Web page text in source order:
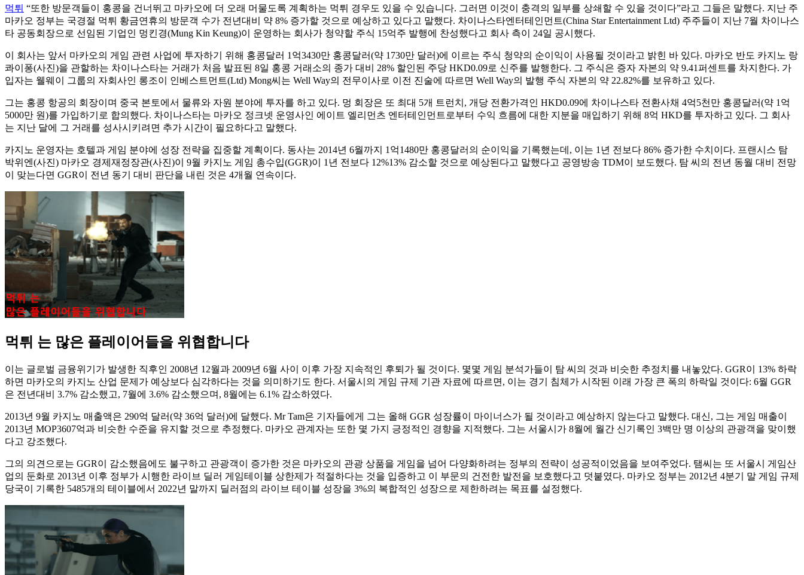
먹튀 “또한 방문객들이 홍콩을 건너뛰고 마카오에 더 오래 머물도록 계획하는 먹튀 경우도 있을 수 있습니다. 그러면 이것이 충격의 일부를 상쇄할 수 있을 것이다”라고 그들은 말했다. 지난 주
마카오 정부는 국경절 먹튀 황금연휴의 방문객 수가 전년대비 약 8% 증가할 것으로 예상하고 있다고 말했다. 차이나스타엔터테인먼트(China Star Entertainment Ltd) 주주들이 지난 7월 차이나스
타 공동회장으로 선임된 기업인 멍킨경(Mung Kin Keung)이 운영하는 회사가 청약할 주식 15억주 발행에 찬성했다고 회사 측이 24일 공시했다.
이 회사는 앞서 마카오의 게임 관련 사업에 투자하기 위해 홍콩달러 1억3430만 홍콩달러(약 1730만 달러)에 이르는 주식 청약의 순이익이 사용될 것이라고 밝힌 바 있다. 마카오 반도 카지노 랑
콰이퐁(사진)을 관할하는 차이나스타는 거래가 처음 발표된 8일 홍콩 거래소의 종가 대비 28% 할인된 주당 HKD0.09로 신주를 발행한다. 그 주식은 증자 자본의 약 9.41퍼센트를 차지한다. 가
입자는 웰웨이 그룹의 자회사인 롱조이 인베스트먼트(Ltd) Mong씨는 Well Way의 전무이사로 이전 진술에 따르면 Well Way의 발행 주식 자본의 약 22.82%를 보유하고 있다.
그는 홍콩 항공의 회장이며 중국 본토에서 물류와 자원 분야에 투자를 하고 있다. 멍 회장은 또 최대 5개 트런치, 개당 전환가격인 HKD0.09에 차이나스타 전환사채 4억5천만 홍콩달러(약 1억
5000만 원)를 가입하기로 합의했다. 차이나스타는 마카오 정크넷 운영사인 에이트 엘리먼츠 엔터테인먼트로부터 수익 흐름에 대한 지분을 매입하기 위해 8억 HKD를 투자하고 있다. 그 회사
는 지난 달에 그 거래를 성사시키려면 추가 시간이 필요하다고 말했다.
카지노 운영자는 호텔과 게임 분야에 성장 전략을 집중할 계획이다. 동사는 2014년 6월까지 1억1480만 홍콩달러의 순이익을 기록했는데, 이는 1년 전보다 86% 증가한 수치이다. 프랜시스 탐
박위엔(사진) 마카오 경제재정장관(사진)이 9월 카지노 게임 총수입(GGR)이 1년 전보다 12%13% 감소할 것으로 예상된다고 말했다고 공영방송 TDM이 보도했다. 탐 씨의 전년 동월 대비 전망
이 맞는다면 GGR이 전년 동기 대비 판단을 내린 것은 4개월 연속이다.
먹튀 는 많은 플레이어들을 위협합니다
이는 글로벌 금융위기가 발생한 직후인 2008년 12월과 2009년 6월 사이 이후 가장 지속적인 후퇴가 될 것이다. 몇몇 게임 분석가들이 탐 씨의 것과 비슷한 추정치를 내놓았다. GGR이 13% 하락
하면 마카오의 카지노 산업 문제가 예상보다 심각하다는 것을 의미하기도 한다. 서울시의 게임 규제 기관 자료에 따르면, 이는 경기 침체가 시작된 이래 가장 큰 폭의 하락일 것이다: 6월 GGR
은 전년대비 3.7% 감소했고, 7월에 3.6% 감소했으며, 8월에는 6.1% 감소하였다.
2013년 9월 카지노 매출액은 290억 달러(약 36억 달러)에 달했다. Mr Tam은 기자들에게 그는 올해 GGR 성장률이 마이너스가 될 것이라고 예상하지 않는다고 말했다. 대신, 그는 게임 매출이
2013년 MOP3607억과 비슷한 수준을 유지할 것으로 추정했다. 마카오 관계자는 또한 몇 가지 긍정적인 경향을 지적했다. 그는 서울시가 8월에 월간 신기록인 3백만 명 이상의 관광객을 맞이했
다고 강조했다.
그의 의견으로는 GGR이 감소했음에도 불구하고 관광객이 증가한 것은 마카오의 관광 상품을 게임을 넘어 다양화하려는 정부의 전략이 성공적이었음을 보여주었다. 탬씨는 또 서울시 게임산
업의 둔화로 2013년 이후 정부가 시행한 라이브 딜러 게임테이블 상한제가 적절하다는 것을 입증하고 이 부문의 건전한 발전을 보호했다고 덧붙였다. 마카오 정부는 2012년 4분기 말 게임 규제
당국이 기록한 5485개의 테이블에서 2022년 말까지 딜러점의 라이브 테이블 성장을 3%의 복합적인 성장으로 제한하려는 목표를 설정했다.